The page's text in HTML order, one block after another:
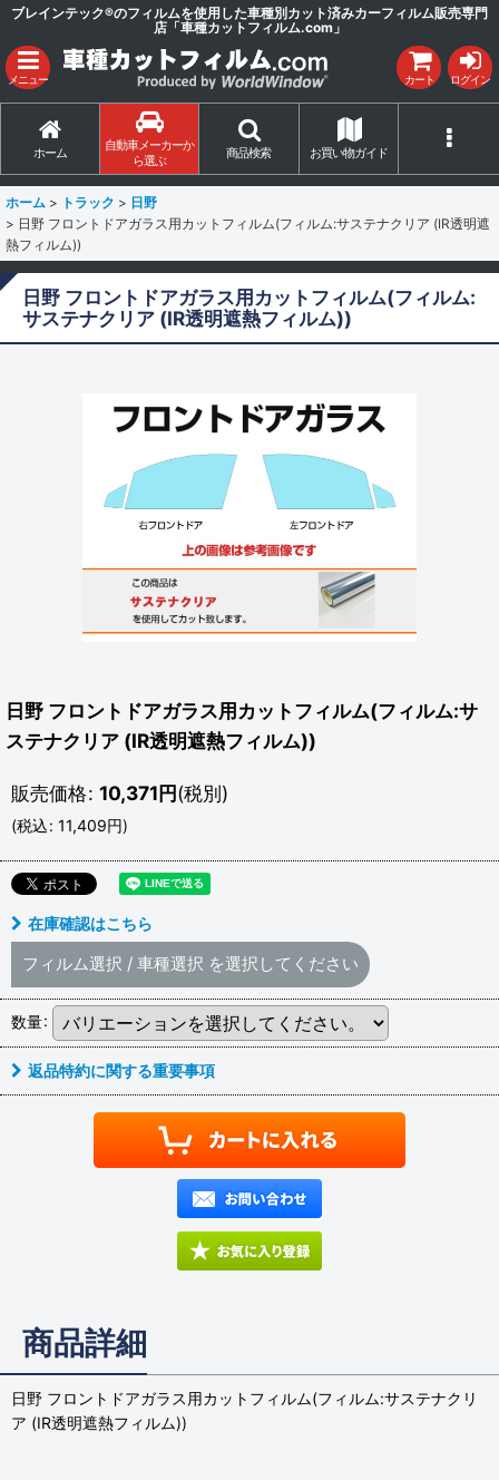
ブレインテック®のフィルムを使用した車種別カット済みカーフィルム販売専門
店「車種カットフィルム.com」
メニュー カート ログイン
ホーム
自動車メーカーか
ら選ぶ
商品検索 お買い物ガイド
ホーム > トラック > 日野
> 日野 フロントドアガラス用カットフィルム(フィルム:サステナクリア (IR透明遮
熱フィルム))
日野 フロントドアガラス用カットフィルム(フィルム:
サステナクリア (IR透明遮熱フィルム))
日野 フロントドアガラス用カットフィルム(フィルム:サ
ステナクリア (IR透明遮熱フィルム))
販売価格: 10,371円(税別)
(税込: 11,409円)
在庫確認はこちら
フィルム選択 / 車種選択 を選択してください
数量:
返品特約に関する重要事項
商品詳細
日野 フロントドアガラス用カットフィルム(フィルム:サステナクリ
ア (IR透明遮熱フィルム))